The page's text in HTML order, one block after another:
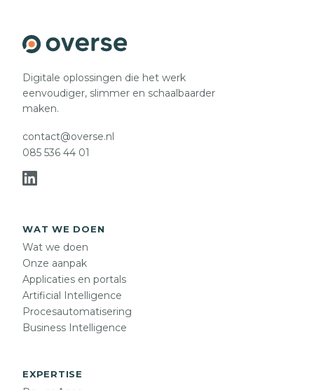
Digitale oplossingen die het werk
eenvoudiger, slimmer en schaalbaarder
maken.
contact@overse.nl
085 536 44 01
WAT WE DOEN
Wat we doen
Onze aanpak
Applicaties en portals
Artificial Intelligence
Procesautomatisering
Business Intelligence
EXPERTISE